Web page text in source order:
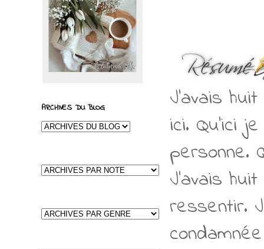
J’avais
ici. Qu’ici
personne.
J’avais
ressentir.
ARCHIVES DU BLOG